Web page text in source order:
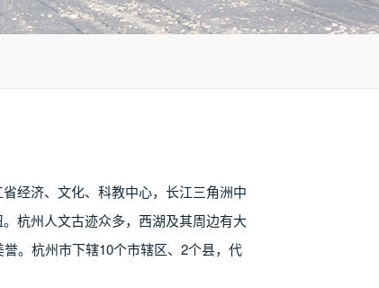
经济、文化、科教中心，长江三角洲中
杭州人文古迹众多，西湖及其周边有大
。杭州市下辖10个市辖区、2个县，代